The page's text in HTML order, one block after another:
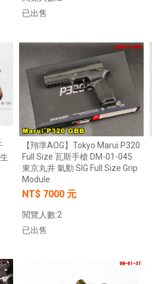
已出售
【翔準AOG】Tokyo Marui P320
Full Size 瓦斯手槍 DM-01-045
東京丸井 氣動 SIG Full Size Grip
Module
NT$ 7000 元
閱覽人數:2
已出售